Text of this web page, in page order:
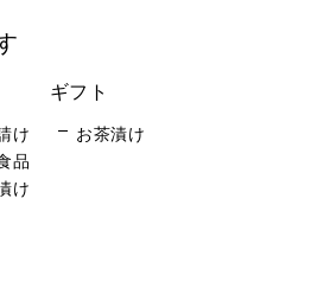
け
品
け
ギフト
お茶漬け